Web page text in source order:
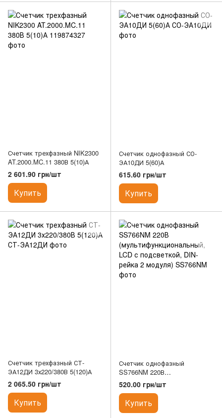
Счетчик трехфазный NIK2300
AT.2000.MC.11 380В 5(10)А
2 601.90 грн/шт
Купить
Счетчик однофазный СО-
ЭА10ДИ 5(60)А
615.60 грн/шт
Купить
Счетчик трехфазный СТ-
ЭА12ДИ 3х220/380В 5(120)А
2 065.50 грн/шт
Купить
Счетчик однофазный
SS766NM 220В
(мультифункциональный, LCD
с подсветкой, DIN-рейка 2
модуля)
520.00 грн/шт
Купить